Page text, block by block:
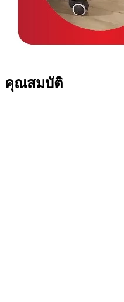
คุณสมบัติ